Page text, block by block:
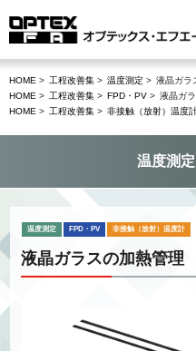
HOME 工程改善集 温度測定
液晶ガラ
HOME
工程改善集 FPD・PV
液晶ガ
HOME
工程改善集 非接触（放射）温度
温度測
温度測定 FPD・PV 非接触（放射）温度計
液晶ガラスの加熱管理